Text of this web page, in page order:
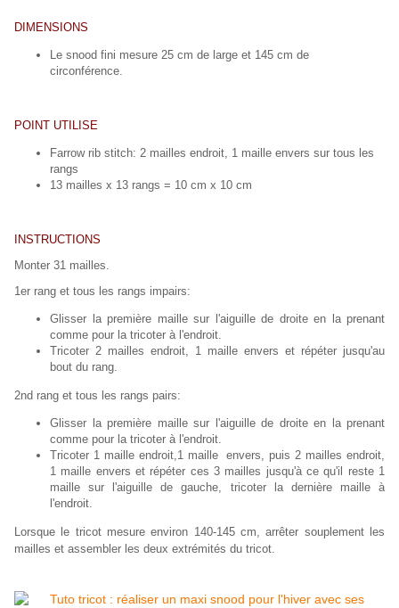
DIMENSIONS
Le snood fini mesure 25 cm de large et 145 cm de
circonférence.
POINT UTILISE
Farrow rib stitch: 2 mailles endroit, 1 maille envers sur tous les
rangs
13 mailles x 13 rangs = 10 cm x 10 cm
INSTRUCTIONS
Monter 31 mailles.
1er rang et tous les rangs impairs:
Glisser la première maille sur l'aiguille de droite en la prenant
comme pour la tricoter à l'endroit.
Tricoter 2 mailles endroit, 1 maille envers et répéter jusqu'au
bout du rang.
2nd rang et tous les rangs pairs:
Glisser la première maille sur l'aiguille de droite en la prenant
comme pour la tricoter à l'endroit.
Tricoter 1 maille endroit,1 maille envers, puis 2 mailles endroit,
1 maille envers et répéter ces 3 mailles jusqu'à ce qu'il reste 1
maille sur l'aiguille de gauche, tricoter la dernière maille à
l'endroit.
Lorsque le tricot mesure environ 140-145 cm, arrêter souplement les
mailles et assembler les deux extrémités du tricot.